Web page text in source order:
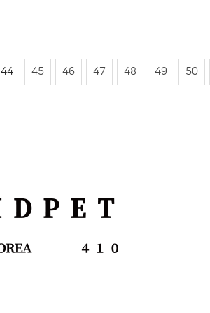
44 45 46 47 48 49 50